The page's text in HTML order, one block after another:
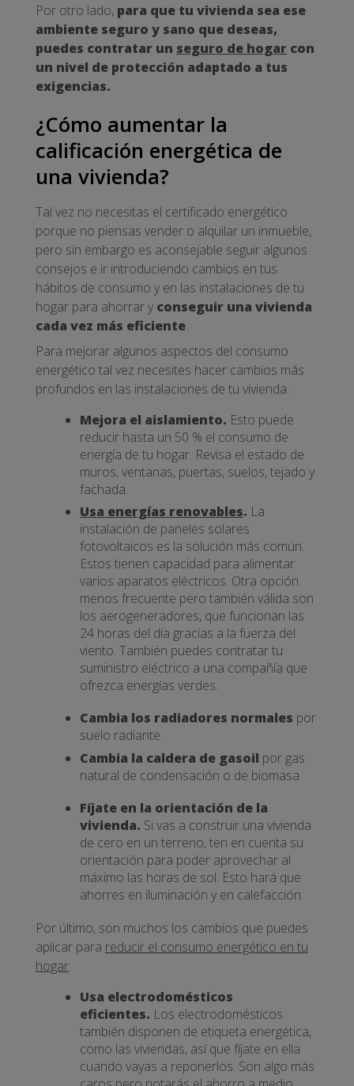
Por otro lado, para que tu vivienda sea ese
ambiente seguro y sano que deseas,
puedes contratar un seguro de hogar con
un nivel de protección adaptado a tus
exigencias.
¿Cómo aumentar la
calificación energética de
una vivienda?
Tal vez no necesitas el certificado energético
porque no piensas vender o alquilar un inmueble,
pero sin embargo es aconsejable seguir algunos
consejos e ir introduciendo cambios en tus
hábitos de consumo y en las instalaciones de tu
hogar para ahorrar y conseguir una vivienda
cada vez más eficiente.
Para mejorar algunos aspectos del consumo
energético tal vez necesites hacer cambios más
profundos en las instalaciones de tu vivienda:
Mejora el aislamiento. Esto puede
reducir hasta un 50 % el consumo de
energía de tu hogar. Revisa el estado de
muros, ventanas, puertas, suelos, tejado y
fachada.
Usa energías renovables. La
instalación de paneles solares
fotovoltaicos es la solución más común.
Estos tienen capacidad para alimentar
varios aparatos eléctricos. Otra opción
menos frecuente pero también válida son
los aerogeneradores, que funcionan las
24 horas del día gracias a la fuerza del
viento. También puedes contratar tu
suministro eléctrico a una compañía que
ofrezca energías verdes.
Cambia los radiadores normales por
suelo radiante.
Cambia la caldera de gasoil por gas
natural de condensación o de biomasa.
Fíjate en la orientación de la
vivienda. Si vas a construir una vivienda
de cero en un terreno, ten en cuenta su
orientación para poder aprovechar al
máximo las horas de sol. Esto hará que
ahorres en iluminación y en calefacción.
Por último, son muchos los cambios que puedes
aplicar para reducir el consumo energético en tu
hogar:
Usa electrodomésticos
eficientes. Los electrodomésticos
también disponen de etiqueta energética,
como las viviendas, así que fíjate en ella
cuando vayas a reponerlos. Son algo más